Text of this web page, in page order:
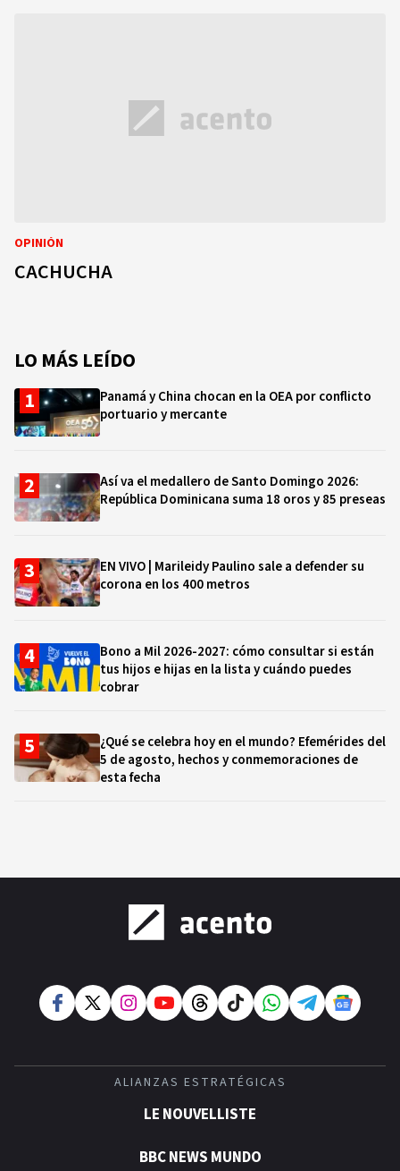
OPINIÓN
CACHUCHA
LO MÁS LEÍDO
Panamá y China chocan en la OEA por conflicto
portuario y mercante
Así va el medallero de Santo Domingo 2026:
República Dominicana suma 18 oros y 85 preseas
EN VIVO | Marileidy Paulino sale a defender su
corona en los 400 metros
Bono a Mil 2026-2027: cómo consultar si están
tus hijos e hijas en la lista y cuándo puedes
cobrar
¿Qué se celebra hoy en el mundo? Efemérides del
5 de agosto, hechos y conmemoraciones de
esta fecha
ALIANZAS ESTRATÉGICAS
LE NOUVELLISTE
BBC NEWS MUNDO